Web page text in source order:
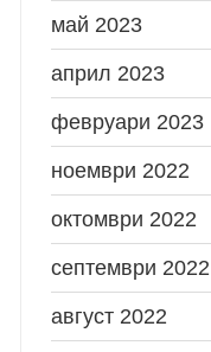
май 2023
април 2023
февруари 2023
ноември 2022
октомври 2022
септември 2022
август 2022